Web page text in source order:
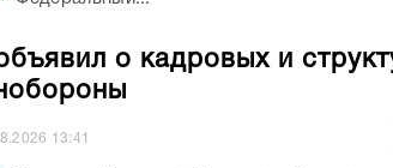
о кадровых и
13:41